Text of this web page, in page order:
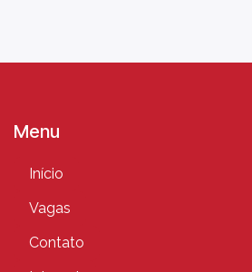
Menu
Início
Vagas
Contato